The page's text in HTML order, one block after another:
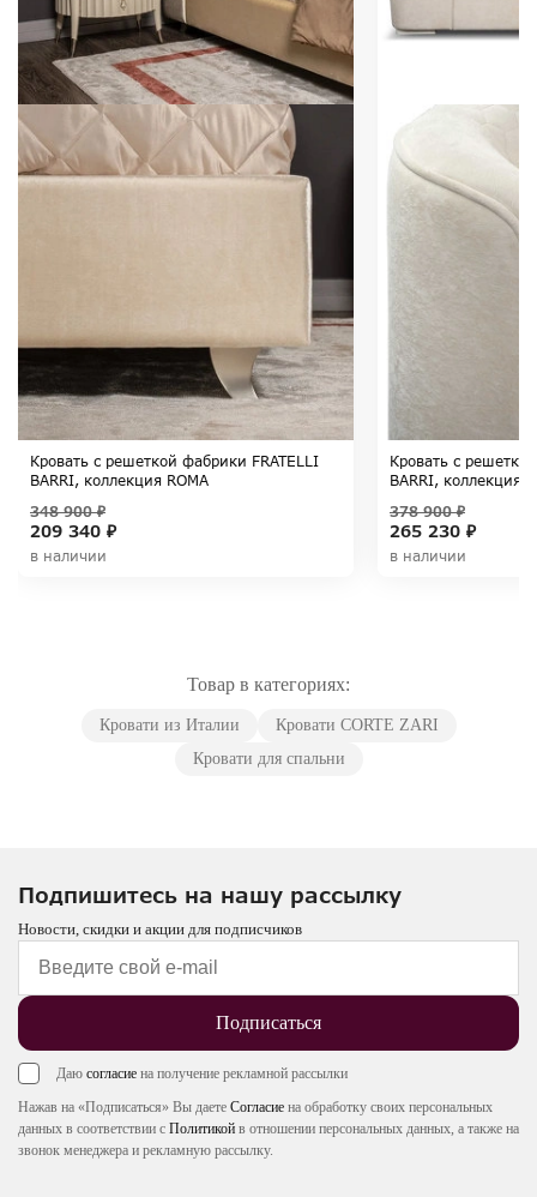
Кровать с решеткой фабрики FRATELLI
BARRI, коллекция ROMA
209 340 ₽
348 900 ₽
в наличии
Кровать с
BARRI, коллекция
265 230 ₽
378 900 ₽
в наличии
Товар в категориях:
Кровати из Италии
Кровати CORTE ZARI
Кровати для спальни
Подпишитесь на нашу рассылку
Новости, скидки и акции для подписчиков
Подписаться
Даю согласие на получение рекламной рассылки
Нажав на «Подписаться» Вы даете Согласие на обработку своих персональных
данных в соответствии с Политикой в отношении персональных данных, а также на
звонок менеджера и рекламную рассылку.